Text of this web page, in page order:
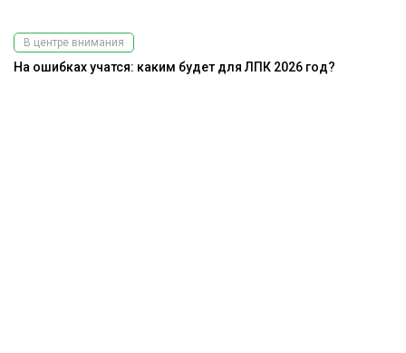
В центре внимания
На ошибках учатся: каким будет для ЛПК 2026 год?